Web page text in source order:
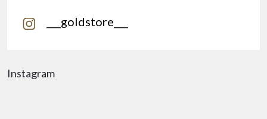
Instagram
___goldstore___